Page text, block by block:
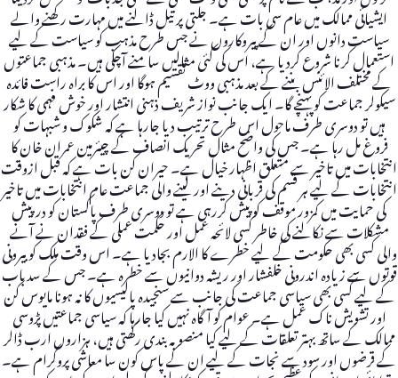
ایشیائی ممالک میں عام سی بات ہے۔ جلتی پر تیل ڈالنے میں مہارت رکھنے والے
سیاست دانوں اور ان کے پیروکاروں نے جس طرح مذہب کو سیاست کے لیے
استعمال کرنا شروع کردیا ہے، اس کی کئی مثالیں سامنے آچکی ہیں۔ مذہبی جماعتوں
کے مختلف الائنس بننے کے بعد مذہبی ووٹ تقسیم ہوگا اور اس کا براہ راست فائدہ
سیکولر جماعت کو پہنچے گا۔ ایک جانب نواز شریف ذہنی انتشار اور خوش فہمی کا شکار
ہیں تو دوسری طرف ماحول اس طرح ترتیب دیا جارہا ہے کہ شکوک و شبہات کو
فروغ مل رہا ہے۔ جس کی واضح مثال تحریک انصاف کے چیئرمین عمران خان کا
انتخابات میں تاخیر سے متعلق اظہار خیال ہے۔ حیران کن بات ہے کہ قبل ازوقت
انتخابات کے لیے ہر قسم کی قربانی دینے اور لینے والی جماعت عام انتخابات میں تاخیر
کی حمایت میں کمزور موقف کو پیش کررہی ہے تو دوسری طرف پاکستان کو درپیش
مشکلات سے نکالنے کی خاطر کسی لائحہ عمل اور حکمت عملی کے فقدان نے آنے
والی کسی بھی حکومت کے لیے خطرے کا الارم بجادیا ہے۔ اس وقت ملک کو بیرونی
قوتوں سے زیادہ اندرونی خلفشار اور ریشہ دوانیوں سے خطرہ ہے۔ جس کے سدباب
کے لیے کسی بھی سیاسی جماعت کی جانب سے سنجیدہ پالیسیوں کا نہ ہونا مایوس کن
اور تشویش ناک عمل ہے۔ عوام کو آگاہ نہیں کیا جارہا کہ سیاسی جماعتیں پڑوسی
ممالک کے ساتھ بہتر تعلقات کے لیے کیا منصوبہ بندی رکھتی ہیں، ہزاروں ارب ڈالر
کے قرضوں اور سود سے نجات کے لیے ان کے پاس کون سا معاشی پروگرام ہے۔